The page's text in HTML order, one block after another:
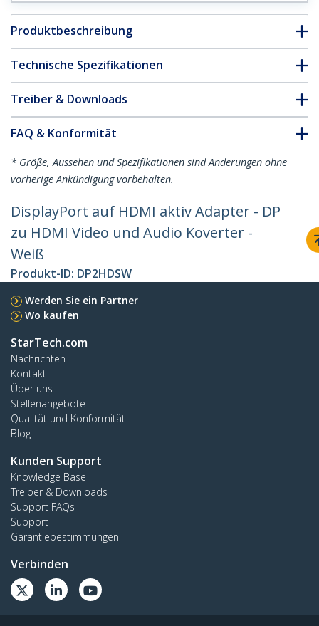
Produktbeschreibung
Technische Spezifikationen
Treiber & Downloads
FAQ & Konformität
* Größe, Aussehen und Spezifikationen sind Änderungen ohne
vorherige Ankündigung vorbehalten.
DisplayPort auf HDMI aktiv Adapter - DP
zu HDMI Video und Audio Koverter -
Weiß
Produkt-ID: DP2HDSW
Werden Sie ein Partner
Wo kaufen
StarTech.com
Nachrichten
Kontakt
Über uns
Stellenangebote
Qualität und Konformität
Blog
Kunden Support
Knowledge Base
Treiber & Downloads
Support FAQs
Support
Garantiebestimmungen
Verbinden